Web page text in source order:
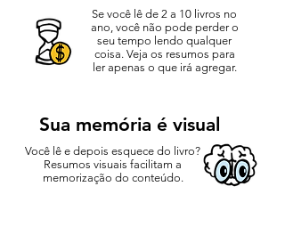
Se você lê de 2 a 10 livros no
ano, você não pode perder o
seu tempo lendo qualquer
coisa. Veja os resumos para
ler apenas o que irá agregar.
Sua memória é visual
Você lê e depois esquece do livro?
Resumos visuais facilitam a
memorização do conteúdo.